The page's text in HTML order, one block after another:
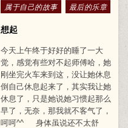
Posted in
属于自己的故事 最后的乐章
想起
今天上午终于好好的睡了一大
觉，感觉有些对不起师傅哈，她
刚坐完火车来到这，没让她休息
倒自己休息起来了，其实我让她
休息了，只是她说她习惯起那么
早了，无奈，那我就不客气了，
呵呵^^ 身体虽说还不太舒